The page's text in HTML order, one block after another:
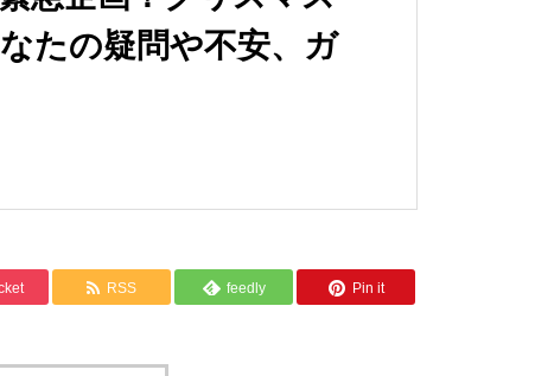
たの疑問や不安、ガ
RSS feedly Pin it